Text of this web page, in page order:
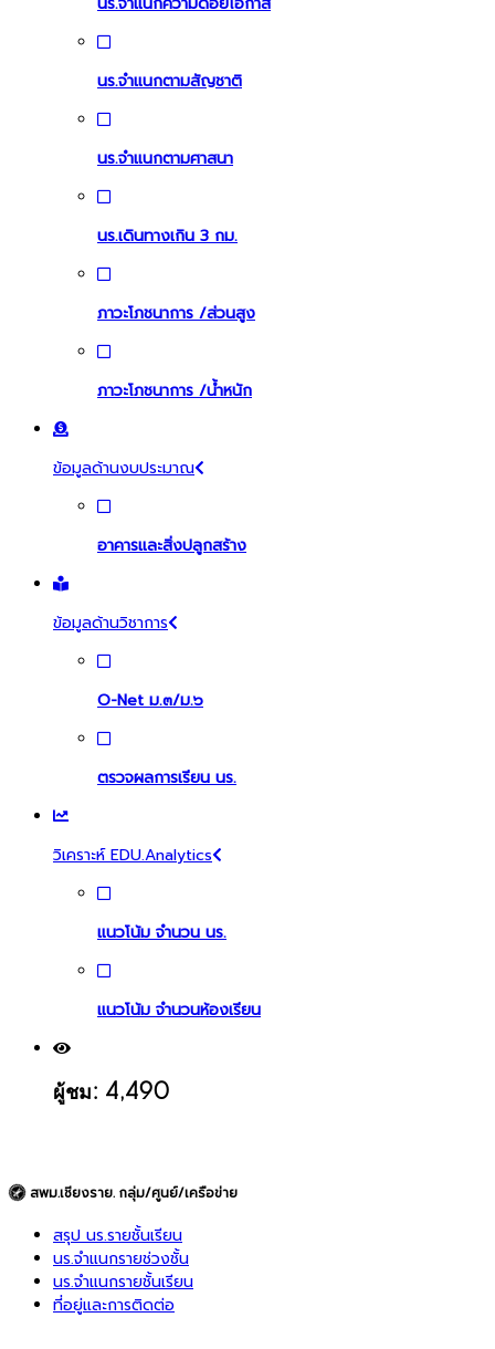
นร.จำแนกความด้อยโอกาส
นร.จำแนกตามสัญชาติ
นร.จำแนกตามศาสนา
นร.เดินทางเกิน 3 กม.
ภาวะโภชนาการ /ส่วนสูง
ภาวะโภชนาการ /น้ำหนัก
ข้อมูลด้านงบประมาณ
อาคารและสิ่งปลูกสร้าง
ข้อมูลด้านวิชาการ
O-Net ม.๓/ม.๖
ตรวจผลการเรียน นร.
วิเคราะห์ EDU.Analytics
แนวโน้ม จำนวน นร.
แนวโน้ม จำนวนห้องเรียน
ผู้ชม: 4,490
สพม.เชียงราย. กลุ่ม/ศูนย์/เครือข่าย
สรุป นร.รายชั้นเรียน
นร.จำแนกรายช่วงชั้น
นร.จำแนกรายชั้นเรียน
ที่อยู่และการติดต่อ